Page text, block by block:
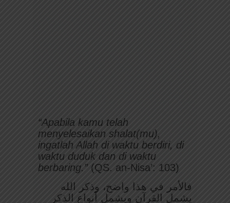
“Apabila kamu telah
menyelesaikan shalat(mu),
ingatlah Allah di waktu berdiri, di
waktu duduk dan di waktu
berbaring.”(QS. an-Nisa’: 103)
فالأمر في هذا واضح، وذكر الله
يشمل القرآن ويشمل أنواع الذكر